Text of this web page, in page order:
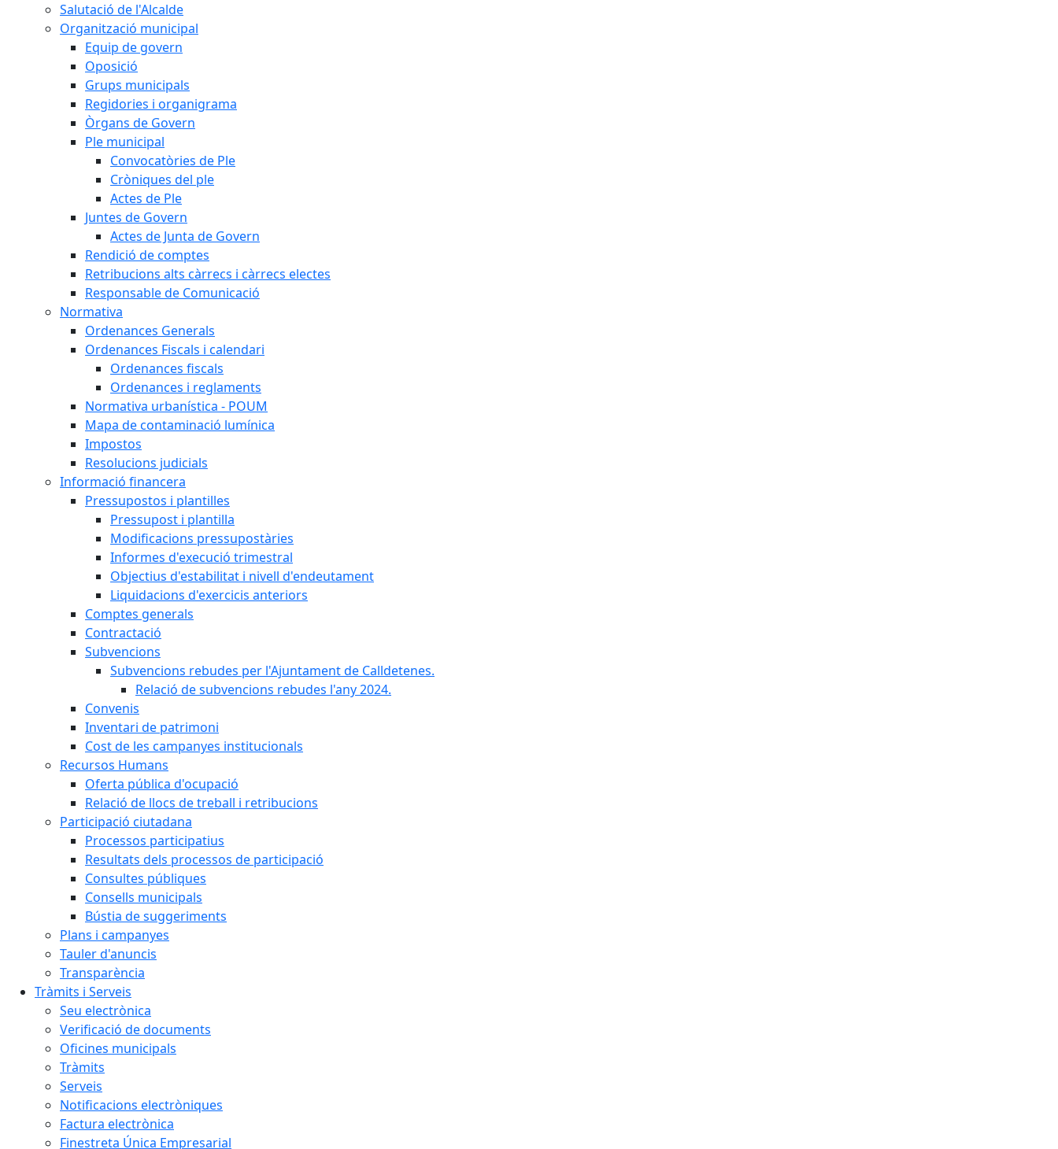
Salutació de l'Alcalde
Organització municipal
Equip de govern
Oposició
Grups municipals
Regidories i organigrama
Òrgans de Govern
Ple municipal
Convocatòries de Ple
Cròniques del ple
Actes de Ple
Juntes de Govern
Actes de Junta de Govern
Rendició de comptes
Retribucions alts càrrecs i càrrecs electes
Responsable de Comunicació
Normativa
Ordenances Generals
Ordenances Fiscals i calendari
Ordenances fiscals
Ordenances i reglaments
Normativa urbanística - POUM
Mapa de contaminació lumínica
Impostos
Resolucions judicials
Informació financera
Pressupostos i plantilles
Pressupost i plantilla
Modificacions pressupostàries
Informes d'execució trimestral
Objectius d'estabilitat i nivell d'endeutament
Liquidacions d'exercicis anteriors
Comptes generals
Contractació
Subvencions
Subvencions rebudes per l'Ajuntament de Calldetenes.
Relació de subvencions rebudes l'any 2024.
Convenis
Inventari de patrimoni
Cost de les campanyes institucionals
Recursos Humans
Oferta pública d'ocupació
Relació de llocs de treball i retribucions
Participació ciutadana
Processos participatius
Resultats dels processos de participació
Consultes públiques
Consells municipals
Bústia de suggeriments
Plans i campanyes
Tauler d'anuncis
Transparència
Tràmits i Serveis
Seu electrònica
Verificació de documents
Oficines municipals
Tràmits
Serveis
Notificacions electròniques
Factura electrònica
Finestreta Única Empresarial